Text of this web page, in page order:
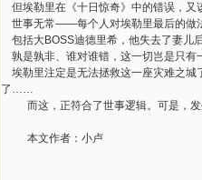
但埃勒里在《十日惊奇》中的错误，又
世事无常——每个人对埃勒里最后的做
包括大BOSS迪德里希，他失去了妻儿
孰是孰非、谁对谁错，这一切岂是只有
埃勒里注定是无法拯救这一座灾难之
了 ……
而这，正符合了世事逻辑。可是，
本文作者：小卢